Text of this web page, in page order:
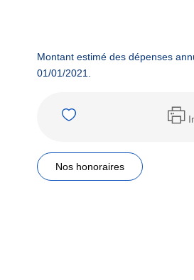
Montant estimé des dépenses
01/01/2021.
Nos honoraires